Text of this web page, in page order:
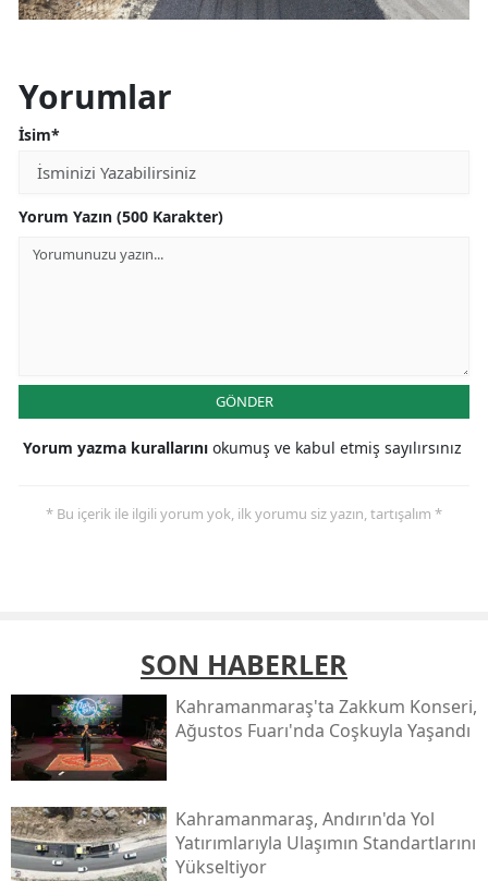
Yorumlar
İsim*
Yorum Yazın (500 Karakter)
GÖNDER
Yorum yazma kurallarını okumuş ve kabul etmiş sayılırsınız
* Bu içerik ile ilgili yorum yok, ilk yorumu siz yazın, tartışalım *
SON HABERLER
Kahramanmaraş'ta Zakkum Konseri,
Ağustos Fuarı'nda Coşkuyla Yaşandı
Kahramanmaraş, Andırın'da Yol
Yatırımlarıyla Ulaşımın Standartlarını
Yükseltiyor